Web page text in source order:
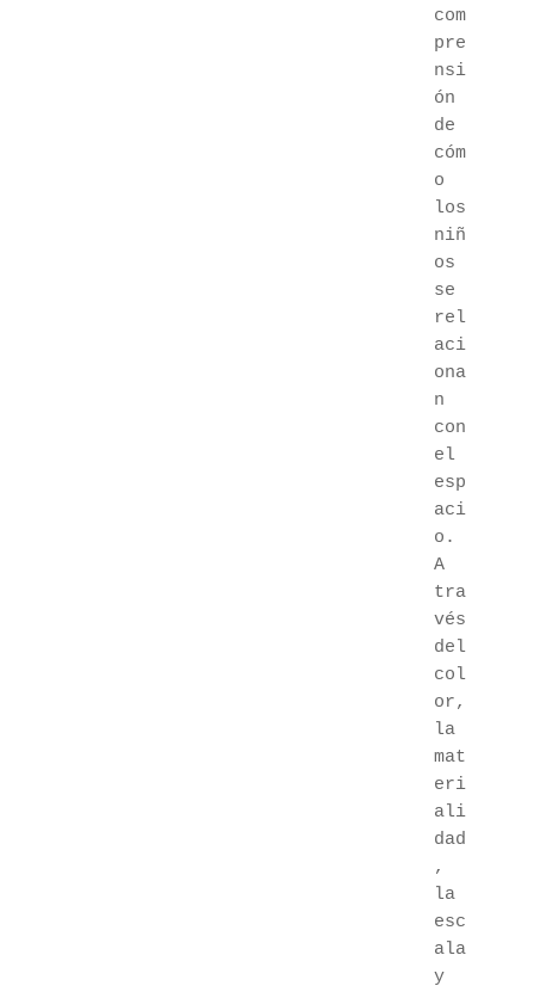
com
pre
nsi
ón
de
cóm
o
los
niñ
os
se
rel
aci
ona
n
con
el
esp
aci
o.
A
tra
vés
del
col
or,
la
mat
eri
ali
dad
,
la
esc
ala
y